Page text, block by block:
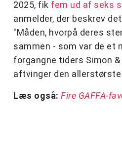
2025, fik fem ud af seks
anmelder, der beskrev
"Måden, hvorpå deres
sammen - som var de et
forgangne tiders Simon &
aftvinger den
Læs også: Fire GAFFA-